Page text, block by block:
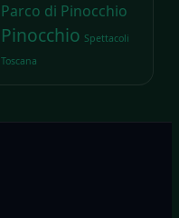
Parco di Pinocchio
Pinocchio Spettacoli
Toscana